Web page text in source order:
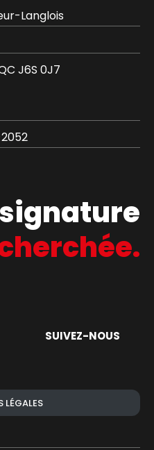
Langlois
J6S 0J7
SUIVEZ-NOUS
LÉGALES